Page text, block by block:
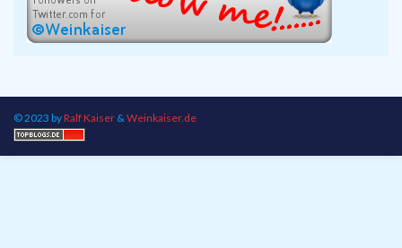
© 2023 byRalf Kaiser & Weinkaiser.de